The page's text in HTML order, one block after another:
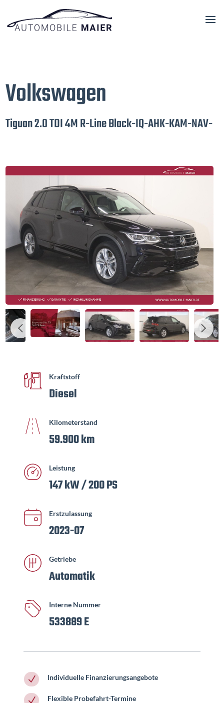
Volkswagen
Tiguan 2.0 TDI 4M R-Line Black-IQ-AHK-KAM-NAV-
Kraftstoff
Diesel
Kilometerstand
59.900 km
Leistung
147 kW / 200 PS
Erstzulassung
2023-07
Getriebe
Automatik
Interne Nummer
533889 E
N Individuelle Finanzierungsangebote
N Flexible Probefahrt-Termine